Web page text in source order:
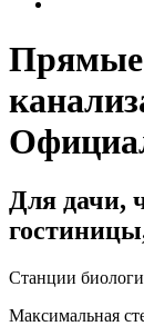
Прямые
Для дачи,
Станции
Максимальная